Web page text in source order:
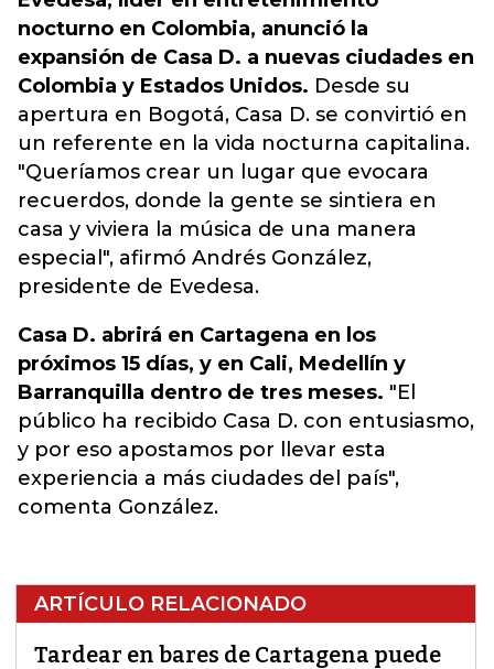
nocturno en Colombia, anunció la
expansión de Casa D. a nuevas ciudades en
Colombia y Estados Unidos. Desde su
apertura en Bogotá, Casa D. se convirtió en
un referente en la vida nocturna capitalina.
"Queríamos crear un lugar que evocara
recuerdos, donde la gente se sintiera en
casa y viviera la música de una manera
especial", afirmó Andrés González,
presidente de Evedesa.
Casa D. abrirá en Cartagena en los
próximos 15 días, y en Cali, Medellín y
Barranquilla dentro de tres meses. "El
público ha recibido Casa D. con entusiasmo,
y por eso apostamos por llevar esta
experiencia a más ciudades del país",
comenta González.
ARTÍCULO RELACIONADO
Tardear en bares de Cartagena puede